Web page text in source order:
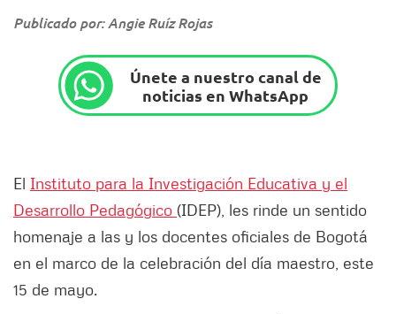
Publicado por: Angie Ruíz Rojas
Únete a nuestro canal de
noticias en WhatsApp
El Instituto para la Investigación Educativa y el
Desarrollo Pedagógico (IDEP), les rinde un sentido
homenaje a las y los docentes oficiales de Bogotá
en el marco de la celebración del día maestro, este
15 de mayo.